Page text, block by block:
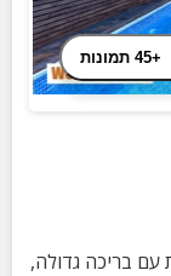
+45 תמונות
עם בריכה גדולה,